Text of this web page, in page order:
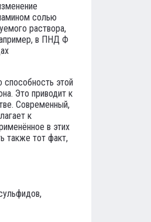
солью
раствора,
в ПНД Ф
этой
Это приводит к
Современный,
к
в этих
также тот факт,